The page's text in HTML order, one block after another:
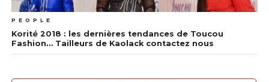
PEOPLE
Korité 2018 : les dernières tendances de Toucou
Fashion… Tailleurs de Kaolack contactez nous